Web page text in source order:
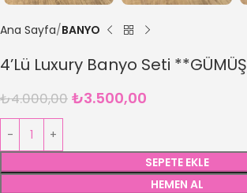
Ana Sayfa BANYO
4’Lü Luxury Banyo Seti **GÜMÜŞ
₺4.000,00 ₺3.500,00
SEPETE EKLE
HEMEN AL